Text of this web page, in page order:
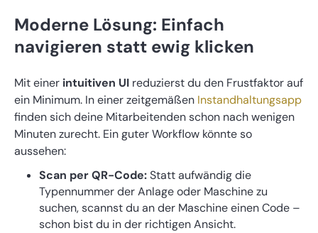
Moderne Lösung: Einfach
navigieren statt ewig klicken
Mit einer intuitiven UI reduzierst du den Frustfaktor auf
ein Minimum. In einer zeitgemäßen Instandhaltungsapp
finden sich deine Mitarbeitenden schon nach wenigen
Minuten zurecht. Ein guter Workflow könnte so
aussehen:
Scan per QR-Code:Statt aufwändig die
Typennummer der Anlage oder Maschine zu
suchen, scannst du an der Maschine einen Code –
schon bist du in der richtigen Ansicht.